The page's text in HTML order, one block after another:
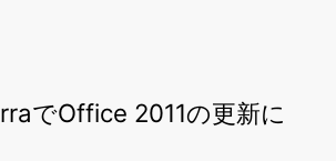
でOffice 2011の更新に